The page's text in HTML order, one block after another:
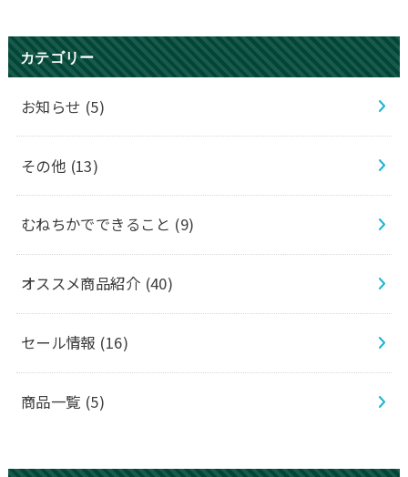
カテゴリー
お知らせ (5)
その他 (13)
むねちかでできること (9)
オススメ商品紹介 (40)
セール情報 (16)
商品一覧 (5)